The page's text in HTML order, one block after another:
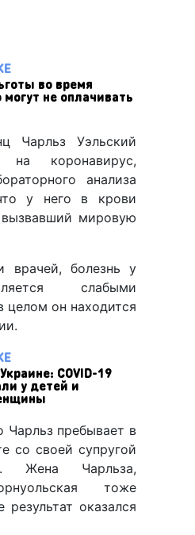
во время
не оплачивать
Чарльз Уэльский
коронавирус,
анализа
у него в крови
вызвавший мировую
врачей, болезнь у
слабыми
целом он находится
COVID-19
у детей и
Чарльз пребывает в
со своей супругой
Жена Чарльза,
тоже
оказался